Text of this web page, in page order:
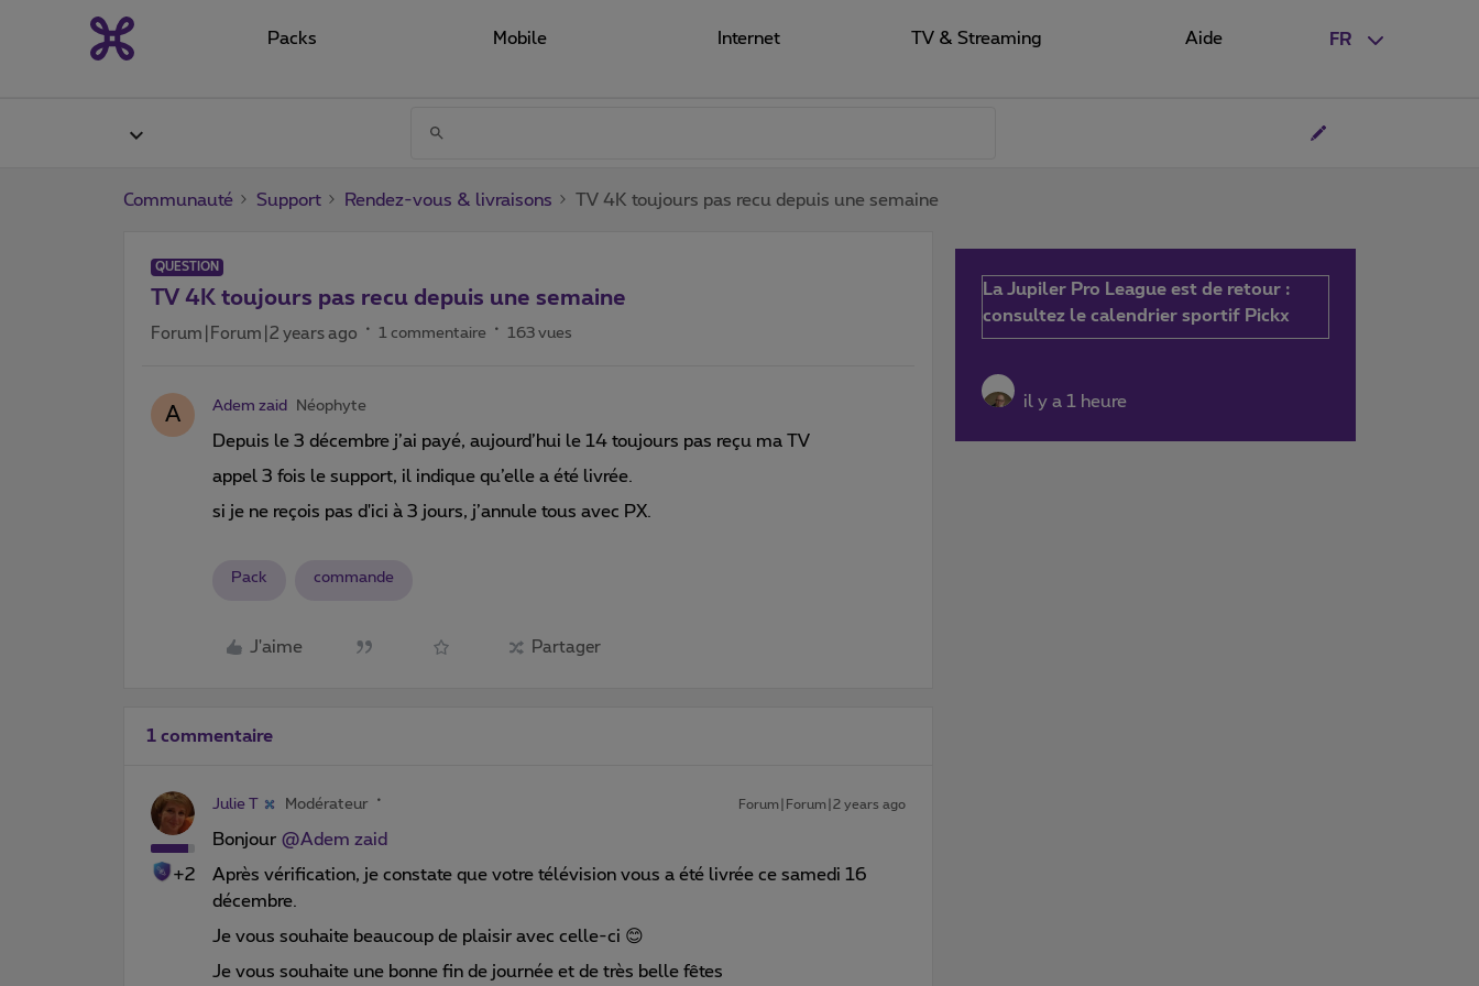
FR
Packs Mobile Internet TV & Streaming Aide
Communauté Support Rendez-vous & livraisons TV 4K toujours pas recu depuis une semaine
QUESTION
TV 4K toujours pas recu depuis une semaine
Forum|Forum|2 years ago 1 commentaire 163 vues
A Adem zaid Néophyte
Depuis le 3 décembre j’ai payé, aujourd’hui le 14 toujours pas reçu ma TV
appel 3 fois le support, il indique qu’elle a été livrée.
si je ne reçois pas d'ici à 3 jours, j’annule tous avec PX.
Pack commande
J'aime Partager
1 commentaire
+2
Julie T Modérateur Forum|Forum|2 years ago
Bonjour @Adem zaid
Après vérification, je constate que votre télévision vous a été livrée ce samedi 16
décembre.
Je vous souhaite beaucoup de plaisir avec celle-ci 😊
Je vous souhaite une bonne fin de journée et de très belle fêtes
La Jupiler Pro League est de retour :
consultez le calendrier sportif Pickx
il y a 1 heure